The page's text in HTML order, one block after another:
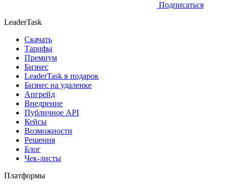
Подписаться
LeaderTask
Скачать
Тарифы
Премиум
Бизнес
LeaderTask в подарок
Бизнес на удаленке
Апгрейд
Внедрение
Публичное API
Кейсы
Возможности
Решения
Блог
Чек-листы
Платформы